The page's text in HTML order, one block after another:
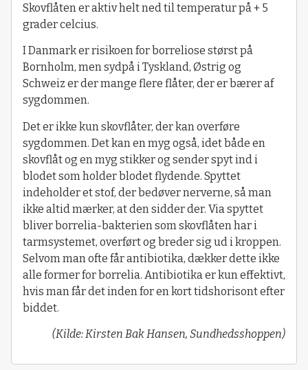
Skovflåten er aktiv helt ned til temperatur på + 5
grader celcius.
I Danmark er risikoen for borreliose størst på
Bornholm, men sydpå i Tyskland, Østrig og
Schweiz er der mange flere flåter, der er bærer af
sygdommen.
Det er ikke kun skovflåter, der kan overføre
sygdommen. Det kan en myg også, idet både en
skovflåt og en myg stikker og sender spyt ind i
blodet som holder blodet flydende. Spyttet
indeholder et stof, der bedøver nerverne, så man
ikke altid mærker, at den sidder der. Via spyttet
bliver borrelia-bakterien som skovflåten har i
tarmsystemet, overført og breder sig ud i kroppen.
Selvom man ofte får antibiotika, dækker dette ikke
alle former for borrelia. Antibiotika er kun effektivt,
hvis man får det inden for en kort tidshorisont efter
biddet.
(Kilde: Kirsten Bak Hansen, Sundhedsshoppen)